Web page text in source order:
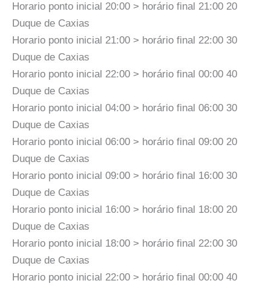
Horario ponto inicial 20:00 > horário final 21:00 20
Duque de Caxias
Horario ponto inicial 21:00 > horário final 22:00 30
Duque de Caxias
Horario ponto inicial 22:00 > horário final 00:00 40
Duque de Caxias
Horario ponto inicial 04:00 > horário final 06:00 30
Duque de Caxias
Horario ponto inicial 06:00 > horário final 09:00 20
Duque de Caxias
Horario ponto inicial 09:00 > horário final 16:00 30
Duque de Caxias
Horario ponto inicial 16:00 > horário final 18:00 20
Duque de Caxias
Horario ponto inicial 18:00 > horário final 22:00 30
Duque de Caxias
Horario ponto inicial 22:00 > horário final 00:00 40